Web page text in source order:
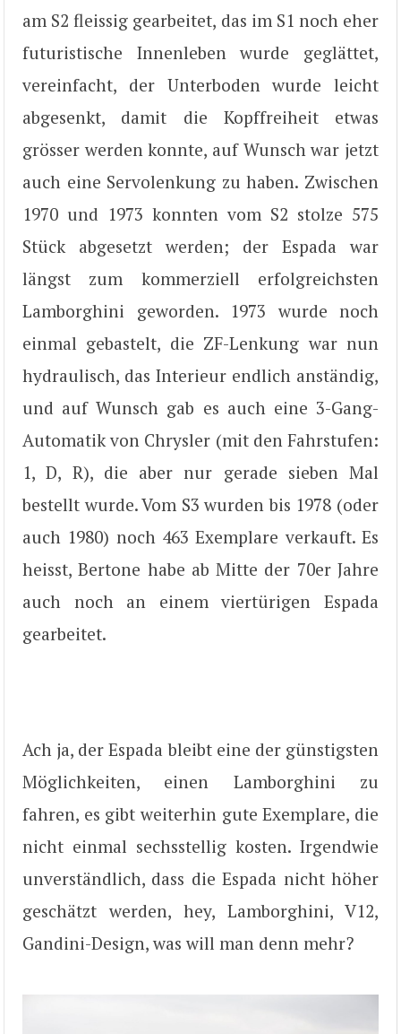
am S2 fleissig gearbeitet, das im S1 noch eher
futuristische Innenleben wurde geglättet,
vereinfacht, der Unterboden wurde leicht
abgesenkt, damit die Kopffreiheit etwas
grösser werden konnte, auf Wunsch war jetzt
auch eine Servolenkung zu haben. Zwischen
1970 und 1973 konnten vom S2 stolze 575
Stück abgesetzt werden; der Espada war
längst zum kommerziell erfolgreichsten
Lamborghini geworden. 1973 wurde noch
einmal gebastelt, die ZF-Lenkung war nun
hydraulisch, das Interieur endlich anständig,
und auf Wunsch gab es auch eine 3-Gang-
Automatik von Chrysler (mit den Fahrstufen:
1, D, R), die aber nur gerade sieben Mal
bestellt wurde. Vom S3 wurden bis 1978 (oder
auch 1980) noch 463 Exemplare verkauft. Es
heisst, Bertone habe ab Mitte der 70er Jahre
auch noch an einem viertürigen Espada
gearbeitet.
Ach ja, der Espada bleibt eine der günstigsten
Möglichkeiten, einen Lamborghini zu
fahren, es gibt weiterhin gute Exemplare, die
nicht einmal sechsstellig kosten. Irgendwie
unverständlich, dass die Espada nicht höher
geschätzt werden, hey, Lamborghini, V12,
Gandini-Design, was will man denn mehr?